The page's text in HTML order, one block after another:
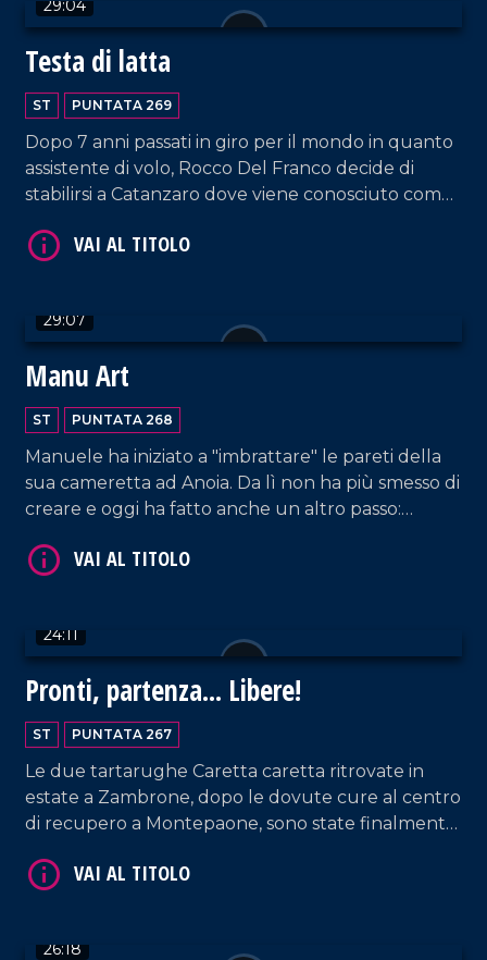
29:04
Testa di latta
ST PUNTATA 269
Dopo 7 anni passati in giro per il mondo in quanto
assistente di volo, Rocco Del Franco decide di
stabilirsi a Catanzaro dove viene conosciuto come
materiale principale impiegato per le sue opere
29:07
Manu Art
ST PUNTATA 268
Manuele ha iniziato a "imbrattare" le pareti della
sua cameretta ad Anoia. Da lì non ha più smesso di
creare e oggi ha fatto anche un altro passo:
vita".
24:11
Pronti, partenza... Libere!
ST PUNTATA 267
Le due tartarughe Caretta caretta ritrovate in
estate a Zambrone, dopo le dovute cure al centro
di recupero a Montepaone, sono state finalmente
26:18
VAI AL TITOLO
VAI AL TITOLO
VAI AL TITOLO
VAI AL TITOLO